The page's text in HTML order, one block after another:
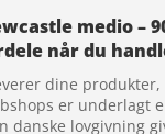
medio –
når du
dine
er underlagt
danske lovgivning